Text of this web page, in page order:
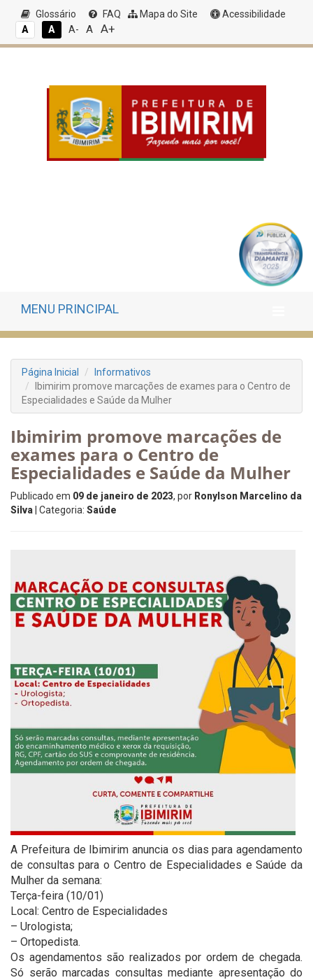
Glossário FAQ Mapa do Site
Acessibilidade
A
A A- A A+
MENU PRINCIPAL
Página Inicial
Informativos
Ibimirim promove marcações de exames para o Centro de
Especialidades e Saúde da Mulher
Ibimirim promove marcações de
exames para o Centro de
Especialidades e Saúde da Mulher
Publicado em 09 de janeiro de 2023, por Ronylson Marcelino da
Silva | Categoria: Saúde
A Prefeitura de Ibimirim anuncia os dias para agendamento
de consultas para o Centro de Especialidades e Saúde da
Mulher da semana:
Terça-feira (10/01)
Local: Centro de Especialidades
– Urologista;
– Ortopedista.
Os agendamentos são realizados por ordem de chegada.
Só serão marcadas consultas mediante apresentação do